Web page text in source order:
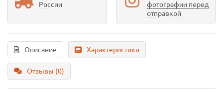
России
фотографии перед
отправкой
Описание Характеристики
Отзывы (0)